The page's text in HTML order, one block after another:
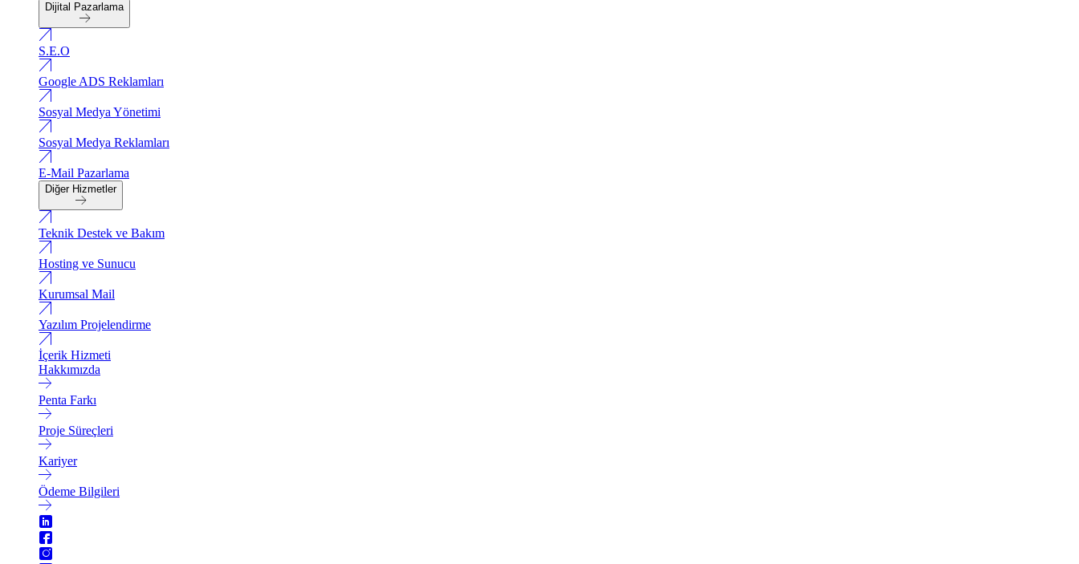
Dijital Pazarlama
S.E.O
Google ADS Reklamları
Sosyal Medya Yönetimi
Sosyal Medya Reklamları
E-Mail Pazarlama
Diğer Hizmetler
Teknik Destek ve Bakım
Hosting ve Sunucu
Kurumsal Mail
Yazılım Projelendirme
İçerik Hizmeti
Hakkımızda
Penta Farkı
Proje Süreçleri
Kariyer
Ödeme Bilgileri